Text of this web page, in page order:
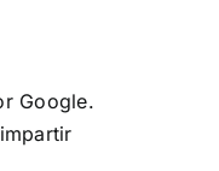
Google.